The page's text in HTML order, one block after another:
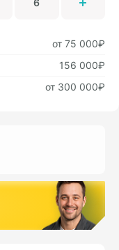
от 75 000₽
156 000₽
от 300 000₽